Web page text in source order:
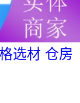
选材 仓房